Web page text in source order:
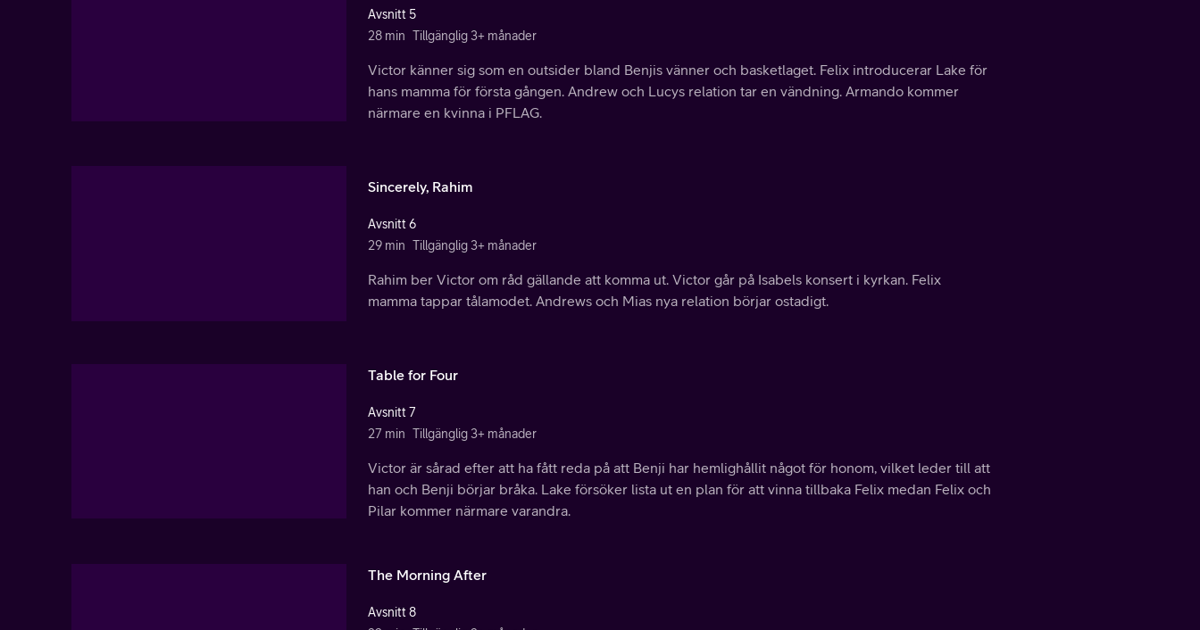
Avsnitt 5
28 min Tillgänglig 3+ månader
Victor känner sig som en outsider bland Benjis vänner och basketlaget. Felix introducerar Lake för
hans mamma för första gången. Andrew och Lucys relation tar en vändning. Armando kommer
närmare en kvinna i PFLAG.
Sincerely, Rahim
Avsnitt 6
29 min Tillgänglig 3+ månader
Rahim ber Victor om råd gällande att komma ut. Victor går på Isabels konsert i kyrkan. Felix
mamma tappar tålamodet. Andrews och Mias nya relation börjar ostadigt.
Table for Four
Avsnitt 7
27 min Tillgänglig 3+ månader
Victor är sårad efter att ha fått reda på att Benji har hemlighållit något för honom, vilket leder till att
han och Benji börjar bråka. Lake försöker lista ut en plan för att vinna tillbaka Felix medan Felix och
Pilar kommer närmare varandra.
The Morning After
Avsnitt 8